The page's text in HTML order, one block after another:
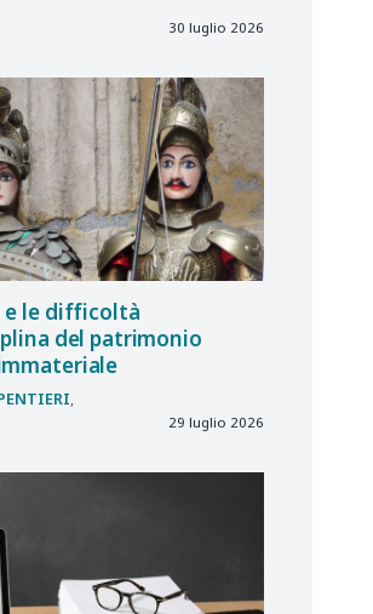
30 luglio 2026
e le difficoltà
del patrimonio
29 luglio 2026